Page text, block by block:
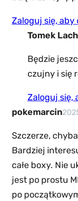
Zaloguj się, aby
Tomek Lach
Będzie
czujny i się
Zaloguj się,
pokemarcin
Szczerze,
Bardziej
całe boxy. Nie
jest po prostu
po